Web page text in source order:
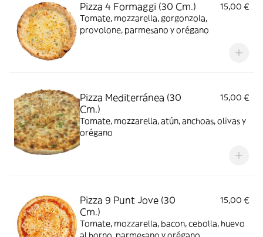
Pizza 4 Formaggi (30 Cm.)
15,00 €
Tomate, mozzarella, gorgonzola,
provolone, parmesano y orégano
Pizza Mediterránea (30
Cm.)
15,00 €
Tomate, mozzarella, atún, anchoas, olivas y
orégano
Pizza 9 Punt Jove (30
Cm.)
15,00 €
Tomate, mozzarella, bacon, cebolla, huevo